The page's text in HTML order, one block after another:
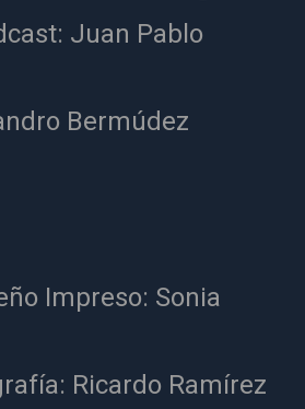
Juan Pablo
Bermúdez
Impreso: Sonia
Ricardo Ramírez